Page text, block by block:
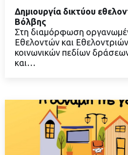
ΔΙΑΒΑΣΤΕ
Δημιουργία δικτύου
Βόλβης
Στη διαμόρφωση
Εθελοντών και
κοινωνικών πεδίων
και…